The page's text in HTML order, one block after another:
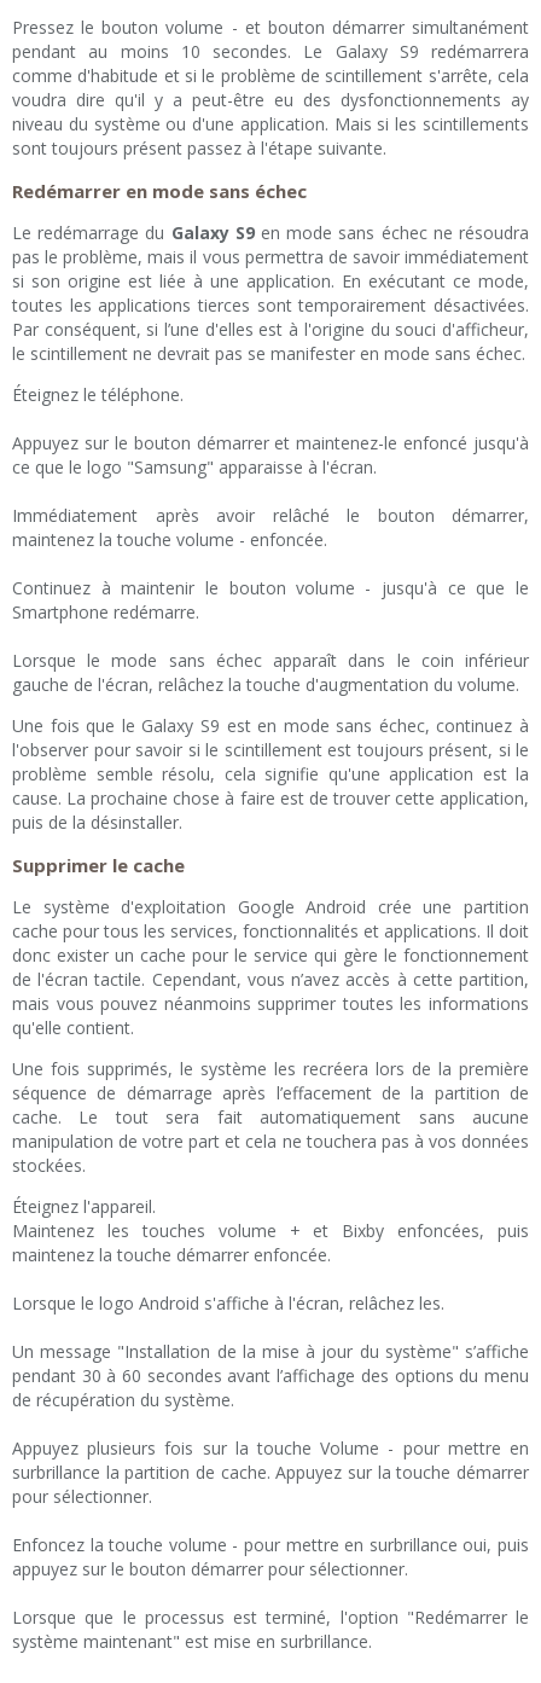
Pressez le bouton volume - et bouton démarrer simultanément
pendant au moins 10 secondes. Le Galaxy S9 redémarrera
comme d'habitude et si le problème de scintillement s'arrête, cela
voudra dire qu'il y a peut-être eu des dysfonctionnements ay
niveau du système ou d'une application. Mais si les scintillements
sont toujours présent passez à l'étape suivante.
Redémarrer en mode sans échec
Le redémarrage du Galaxy S9en mode sans échec ne résoudra
pas le problème, mais il vous permettra de savoir immédiatement
si son origine est liée à une application. En exécutant ce mode,
toutes les applications tierces sont temporairement désactivées.
Par conséquent, si l’une d'elles est à l'origine du souci d'afficheur,
le scintillement ne devrait pas se manifester en mode sans échec.
Éteignez le téléphone.
Appuyez sur le bouton démarrer et maintenez-le enfoncé jusqu'à
ce que le logo "Samsung" apparaisse à l'écran.
Immédiatement après avoir relâché le bouton démarrer,
maintenez la touche volume - enfoncée.
Continuez à maintenir le bouton volume - jusqu'à ce que le
Smartphone redémarre.
Lorsque le mode sans échec apparaît dans le coin inférieur
gauche de l'écran, relâchez la touche d'augmentation du volume.
Une fois que le Galaxy S9 est en mode sans échec, continuez à
l'observer pour savoir si le scintillement est toujours présent, si le
problème semble résolu, cela signifie qu'une application est la
cause. La prochaine chose à faire est de trouver cette application,
puis de la désinstaller.
Supprimer le cache
Le système d'exploitation Google Android crée une partition
cache pour tous les services, fonctionnalités et applications. Il doit
donc exister un cache pour le service qui gère le fonctionnement
de l'écran tactile. Cependant, vous n’avez accès à cette partition,
mais vous pouvez néanmoins supprimer toutes les informations
qu'elle contient.
Une fois supprimés, le système les recréera lors de la première
séquence de démarrage après l’effacement de la partition de
cache. Le tout sera fait automatiquement sans aucune
manipulation de votre part et cela ne touchera pas à vos données
stockées.
Éteignez l'appareil.
Maintenez les touches volume + et Bixby enfoncées, puis
maintenez la touche démarrer enfoncée.
Lorsque le logo Android s'affiche à l'écran, relâchez les.
Un message "Installation de la mise à jour du système" s’affiche
pendant 30 à 60 secondes avant l’affichage des options du menu
de récupération du système.
Appuyez plusieurs fois sur la touche Volume - pour mettre en
surbrillance la partition de cache. Appuyez sur la touche démarrer
pour sélectionner.
Enfoncez la touche volume - pour mettre en surbrillance oui, puis
appuyez sur le bouton démarrer pour sélectionner.
Lorsque que le processus est terminé, l'option "Redémarrer le
système maintenant" est mise en surbrillance.